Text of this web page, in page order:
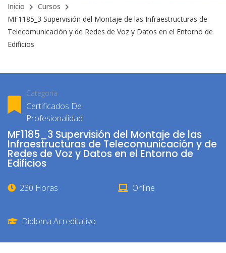
Inicio
Cursos
MF1185_3 Supervisión del Montaje de las Infraestructuras de
Telecomunicación y de Redes de Voz y Datos en el Entorno de
Edificios
Categoría
Certificados De
Profesionalidad
MF1185_3 Supervisión del Montaje de las
Infraestructuras de Telecomunicación y de
Redes de Voz y Datos en el Entorno de
Edificios
230 Horas Online
Diploma Acreditativo